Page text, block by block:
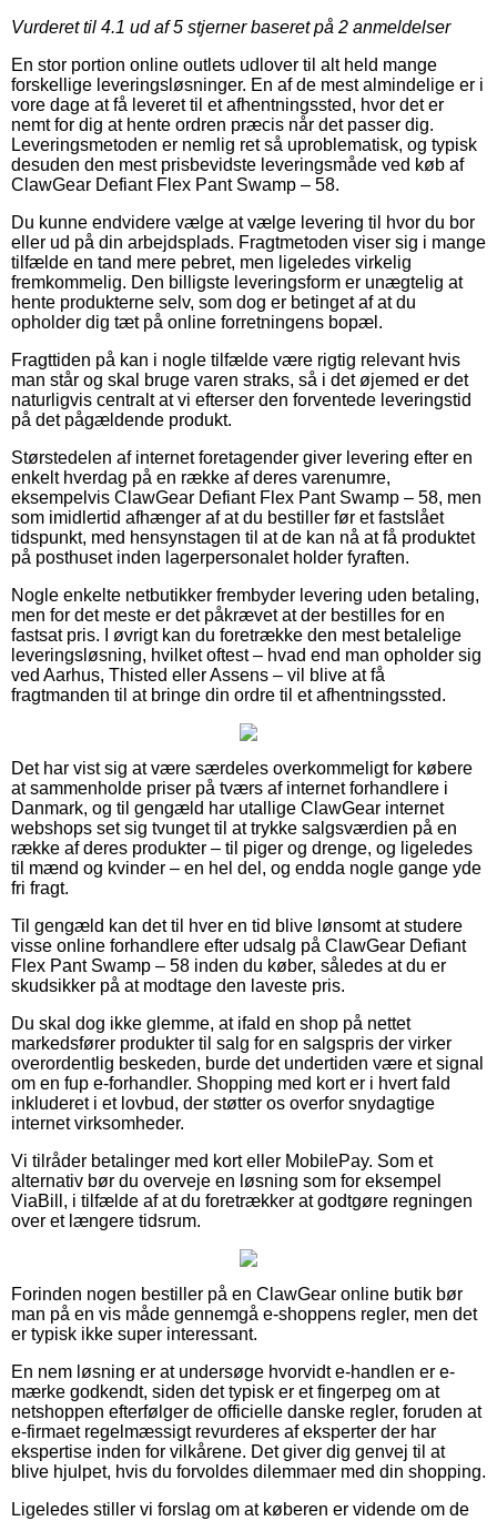
Vurderet til 4.1 ud af 5 stjerner baseret på 2 anmeldelser
En stor portion online outlets udlover til alt held mange
forskellige leveringsløsninger. En af de mest almindelige er i
vore dage at få leveret til et afhentningssted, hvor det er
nemt for dig at hente ordren præcis når det passer dig.
Leveringsmetoden er nemlig ret så uproblematisk, og typisk
desuden den mest prisbevidste leveringsmåde ved køb af
ClawGear Defiant Flex Pant Swamp – 58.
Du kunne endvidere vælge at vælge levering til hvor du bor
eller ud på din arbejdsplads. Fragtmetoden viser sig i mange
tilfælde en tand mere pebret, men ligeledes virkelig
fremkommelig. Den billigste leveringsform er unægtelig at
hente produkterne selv, som dog er betinget af at du
opholder dig tæt på online forretningens bopæl.
Fragttiden på kan i nogle tilfælde være rigtig relevant hvis
man står og skal bruge varen straks, så i det øjemed er det
naturligvis centralt at vi efterser den forventede leveringstid
på det pågældende produkt.
Størstedelen af internet foretagender giver levering efter en
enkelt hverdag på en række af deres varenumre,
eksempelvis ClawGear Defiant Flex Pant Swamp – 58, men
som imidlertid afhænger af at du bestiller før et fastslået
tidspunkt, med hensynstagen til at de kan nå at få produktet
på posthuset inden lagerpersonalet holder fyraften.
Nogle enkelte netbutikker frembyder levering uden betaling,
men for det meste er det påkrævet at der bestilles for en
fastsat pris. I øvrigt kan du foretrække den mest betalelige
leveringsløsning, hvilket oftest – hvad end man opholder sig
ved Aarhus, Thisted eller Assens – vil blive at få
fragtmanden til at bringe din ordre til et afhentningssted.
Det har vist sig at være særdeles overkommeligt for købere
at sammenholde priser på tværs af internet forhandlere i
Danmark, og til gengæld har utallige ClawGear internet
webshops set sig tvunget til at trykke salgsværdien på en
række af deres produkter – til piger og drenge, og ligeledes
til mænd og kvinder – en hel del, og endda nogle gange yde
fri fragt.
Til gengæld kan det til hver en tid blive lønsomt at studere
visse online forhandlere efter udsalg på ClawGear Defiant
Flex Pant Swamp – 58 inden du køber, således at du er
skudsikker på at modtage den laveste pris.
Du skal dog ikke glemme, at ifald en shop på nettet
markedsfører produkter til salg for en salgspris der virker
overordentlig beskeden, burde det undertiden være et signal
om en fup e-forhandler. Shopping med kort er i hvert fald
inkluderet i et lovbud, der støtter os overfor snydagtige
internet virksomheder.
Vi tilråder betalinger med kort eller MobilePay. Som et
alternativ bør du overveje en løsning som for eksempel
ViaBill, i tilfælde af at du foretrækker at godtgøre regningen
over et længere tidsrum.
Forinden nogen bestiller på en ClawGear online butik bør
man på en vis måde gennemgå e-shoppens regler, men det
er typisk ikke super interessant.
En nem løsning er at undersøge hvorvidt e-handlen er e-
mærke godkendt, siden det typisk er et fingerpeg om at
netshoppen efterfølger de officielle danske regler, foruden at
e-firmaet regelmæssigt revurderes af eksperter der har
ekspertise inden for vilkårene. Det giver dig genvej til at
blive hjulpet, hvis du forvoldes dilemmaer med din shopping.
Ligeledes stiller vi forslag om at køberen er vidende om de